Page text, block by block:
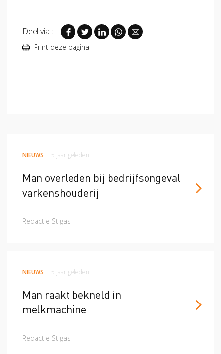
Deel via :
Print deze pagina
NIEUWS 5 jaar geleden
Man overleden bij bedrijfsongeval
varkenshouderij
Redactie Stigas
NIEUWS 5 jaar geleden
Man raakt bekneld in
melkmachine
Redactie Stigas